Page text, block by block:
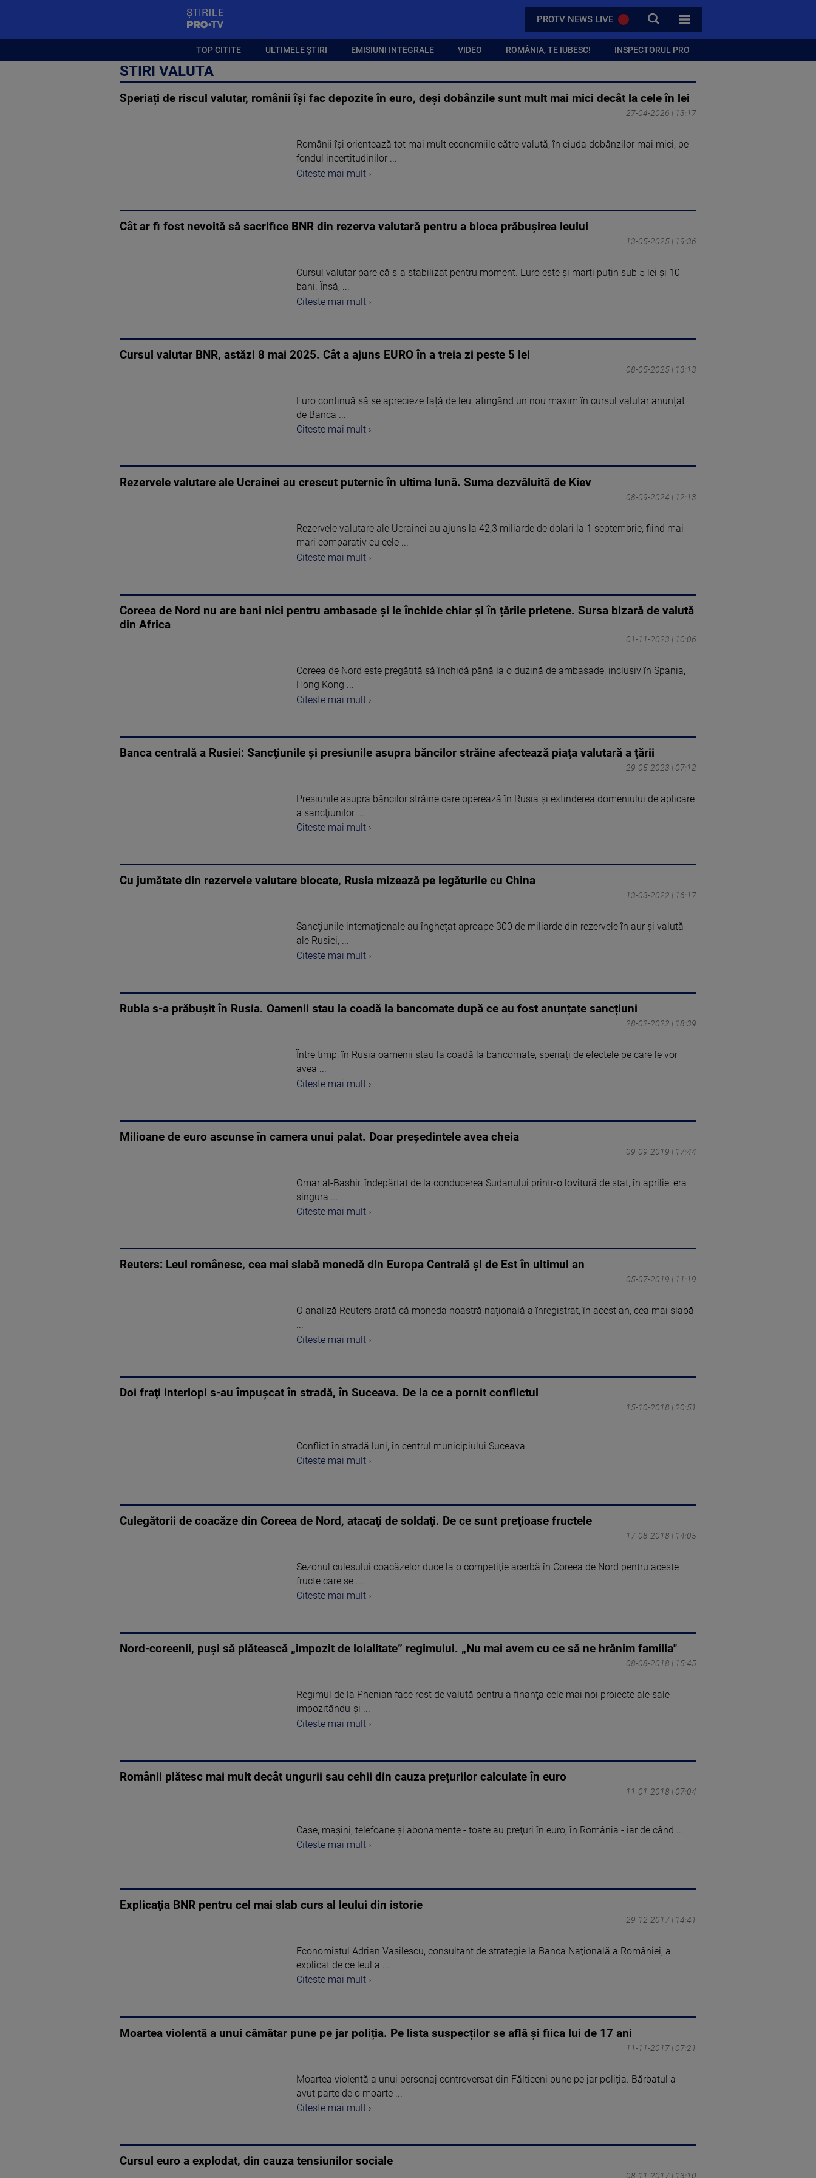
PROTV NEWS LIVE CAUTA
TOATE CATEGORIILE
TOP CITITE ULTIMELE ȘTIRI EMISIUNI INTEGRALE VIDEO ROMÂNIA, TE IUBESC! INSPECTORUL PRO
STIRI VALUTA
Speriați de riscul valutar, românii își fac depozite în euro, deși dobânzile sunt mult mai mici decât la cele în lei
27-04-2026 | 13:17
Românii își orientează tot mai mult economiile către valută, în ciuda dobânzilor mai mici, pe
fondul incertitudinilor ...
Citeste mai mult ›
Cât ar fi fost nevoită să sacrifice BNR din rezerva valutară pentru a bloca prăbușirea leului
13-05-2025 | 19:36
Cursul valutar pare că s-a stabilizat pentru moment. Euro este și marți puțin sub 5 lei și 10
bani. Însă, ...
Citeste mai mult ›
Cursul valutar BNR, astăzi 8 mai 2025. Cât a ajuns EURO în a treia zi peste 5 lei
08-05-2025 | 13:13
Euro continuă să se aprecieze față de leu, atingând un nou maxim în cursul valutar anunțat
de Banca ...
Citeste mai mult ›
Rezervele valutare ale Ucrainei au crescut puternic în ultima lună. Suma dezvăluită de Kiev
08-09-2024 | 12:13
Rezervele valutare ale Ucrainei au ajuns la 42,3 miliarde de dolari la 1 septembrie, fiind mai
mari comparativ cu cele ...
Citeste mai mult ›
Coreea de Nord nu are bani nici pentru ambasade și le închide chiar și în țările prietene. Sursa bizară de valută
din Africa
01-11-2023 | 10:06
Coreea de Nord este pregătită să închidă până la o duzină de ambasade, inclusiv în Spania,
Hong Kong ...
Citeste mai mult ›
Banca centrală a Rusiei: Sancţiunile şi presiunile asupra băncilor străine afectează piaţa valutară a ţării
29-05-2023 | 07:12
Presiunile asupra băncilor străine care operează în Rusia şi extinderea domeniului de aplicare
a sancţiunilor ...
Citeste mai mult ›
Cu jumătate din rezervele valutare blocate, Rusia mizează pe legăturile cu China
13-03-2022 | 16:17
Sancţiunile internaţionale au îngheţat aproape 300 de miliarde din rezervele în aur şi valută
ale Rusiei, ...
Citeste mai mult ›
Rubla s-a prăbușit în Rusia. Oamenii stau la coadă la bancomate după ce au fost anunțate sancțiuni
28-02-2022 | 18:39
Între timp, în Rusia oamenii stau la coadă la bancomate, speriați de efectele pe care le vor
avea ...
Citeste mai mult ›
Milioane de euro ascunse în camera unui palat. Doar președintele avea cheia
09-09-2019 | 17:44
Omar al-Bashir, îndepărtat de la conducerea Sudanului printr-o lovitură de stat, în aprilie, era
singura ...
Citeste mai mult ›
Reuters: Leul românesc, cea mai slabă monedă din Europa Centrală şi de Est în ultimul an
05-07-2019 | 11:19
O analiză Reuters arată că moneda noastră naţională a înregistrat, în acest an, cea mai slabă
...
Citeste mai mult ›
Doi fraţi interlopi s-au împuşcat în stradă, în Suceava. De la ce a pornit conflictul
15-10-2018 | 20:51
Conflict în stradă luni, în centrul municipiului Suceava.
Citeste mai mult ›
Culegătorii de coacăze din Coreea de Nord, atacaţi de soldaţi. De ce sunt preţioase fructele
17-08-2018 | 14:05
Sezonul culesului coacăzelor duce la o competiţie acerbă în Coreea de Nord pentru aceste
fructe care se ...
Citeste mai mult ›
Nord-coreenii, puşi să plătească „impozit de loialitate” regimului. „Nu mai avem cu ce să ne hrănim familia"
08-08-2018 | 15:45
Regimul de la Phenian face rost de valută pentru a finanţa cele mai noi proiecte ale sale
impozitându-şi ...
Citeste mai mult ›
Românii plătesc mai mult decât ungurii sau cehii din cauza preţurilor calculate în euro
11-01-2018 | 07:04
Case, maşini, telefoane şi abonamente - toate au preţuri în euro, în România - iar de când ...
Citeste mai mult ›
Explicaţia BNR pentru cel mai slab curs al leului din istorie
29-12-2017 | 14:41
Economistul Adrian Vasilescu, consultant de strategie la Banca Naţională a României, a
explicat de ce leul a ...
Citeste mai mult ›
Moartea violentă a unui cămătar pune pe jar poliția. Pe lista suspecților se află și fiica lui de 17 ani
11-11-2017 | 07:21
Moartea violentă a unui personaj controversat din Fălticeni pune pe jar poliția. Bărbatul a
avut parte de o moarte ...
Citeste mai mult ›
Cursul euro a explodat, din cauza tensiunilor sociale
08-11-2017 | 13:10